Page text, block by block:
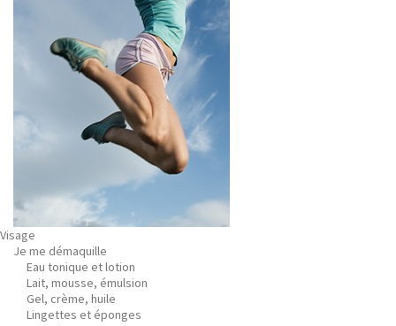
Visage
Je me démaquille
Eau tonique et lotion
Lait, mousse, émulsion
Gel, crème, huile
Lingettes et éponges